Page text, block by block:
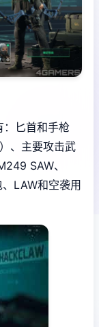
：匕首和手枪
、主要攻击武
SAW、
LAW和空袭用